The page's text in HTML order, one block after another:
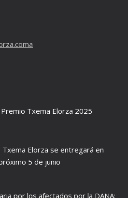
Txema Elorza 2025
Txema Elorza se entregará en
5 de junio
por los afectados por la DANA: